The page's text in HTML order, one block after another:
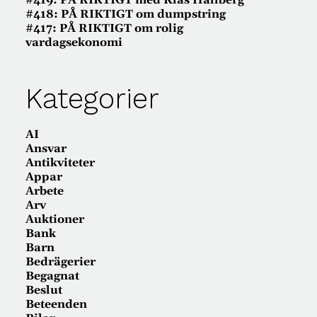
#418: PÅ RIKTIGT om dumpstring
#417: PÅ RIKTIGT om rolig
vardagsekonomi
Kategorier
AI
Ansvar
Antikviteter
Appar
Arbete
Arv
Auktioner
Bank
Barn
Bedrägerier
Begagnat
Beslut
Beteenden